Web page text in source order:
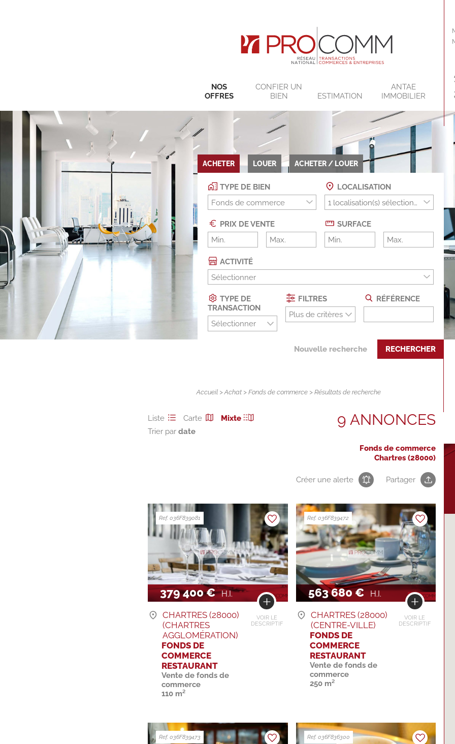
NOS
OFFRES
CONFIER UN
BIEN
ESTIMATION
ANTAE
IMMOBILIER
ACHETER LOUER ACHETER / LOUER
TYPE DE BIEN
Fonds de commerce
LOCALISATION
PRIX DE VENTE SURFACE
ACTIVITÉ
Sélectionner
TYPE DE
TRANSACTION
Sélectionner
FILTRES
Plus de critères
RÉFÉRENCE
Nouvelle recherche RECHERCHER
Accueil >Achat >Fonds de commerce > Résultats de recherche
Liste Carte
Mixte
Trier par
9 ANNONCES
Fonds de commerce
Chartres (28000)
Créer une alerte Partager
379 400 € H.I.
VOIR LE
DESCRIPTIF
Ref. 036F839081
CHARTRES (28000)
(CHARTRES
AGGLOMÉRATION)
FONDS DE
COMMERCE
RESTAURANT
Vente de fonds de
commerce
110 m²
563 680 € H.I.
VOIR LE
DESCRIPTIF
Ref. 036F839472
CHARTRES (28000)
(CENTRE-VILLE)
FONDS DE
COMMERCE
RESTAURANT
Vente de fonds de
commerce
250 m²
Ref. 036F839473 Ref. 036F836300